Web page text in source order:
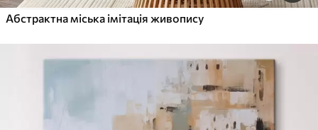
Абстрактна міська імітація живопису